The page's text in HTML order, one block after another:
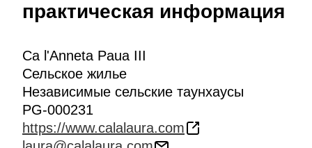
практическая информация
Ca l'Anneta Paua III
Сельское жилье
Независимые сельские таунхаусы
PG-000231
https://www.calalaura.com